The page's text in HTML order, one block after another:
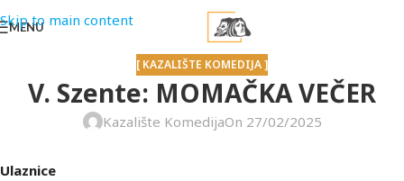
Skip to main content
MENU
[ KAZALIŠTE KOMEDIJA ]
V. Szente: MOMAČKA VEČER
Kazalište KomedijaOn 27/02/2025
Ulaznice